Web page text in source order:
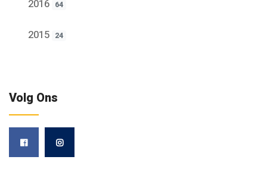
2016 64
2015 24
Volg Ons